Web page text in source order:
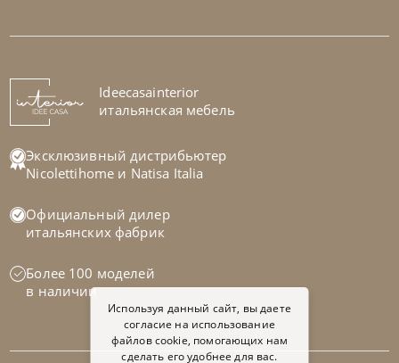
Столик журнальный Tao
На заказ 45-90 дн
Ideecasainterior
итальянская мебель
Эксклюзивный дистрибьютер
Nicolettihome и Natisa Italia
Официальный дилер
итальянских фабрик
Более 100 моделей
в наличии
Используя данный сайт, вы даете
согласие на использование
файлов cookie, помогающих нам
сделать его удобнее для вас.